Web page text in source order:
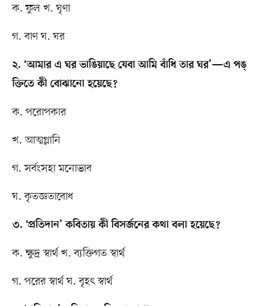
ক. ফুল খ. ঘৃণা
গ. বাণ ঘ. ঘর
২. ‘আমার এ ঘর ভাঙিয়াছে যেবা আমি বাঁধি তার ঘর’—এ পঙ্​
ক্তিতে কী বোঝানো হয়েছে?
ক. পরোপকার
খ. আত্মগ্লানি
গ. সর্বংসহা মনোভাব
ঘ. কৃতজ্ঞতাবোধ
৩. ‘প্রতিদান’ কবিতায় কী বিসর্জনের কথা বলা হয়েছে?
ক. ক্ষুদ৶ স্বার্থ খ. ব্যক্তিগত স্বার্থ
গ. পরের স্বার্থ ঘ. বৃহৎ স্বার্থ